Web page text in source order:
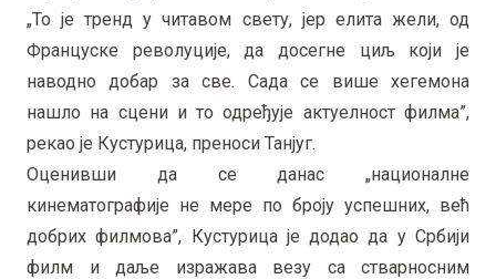
„То је тренд у читавом свету, јер елита жели, од
Француске револуције, да досегне циљ који је
наводно добар за све. Сада се више хегемона
нашло на сцени и то одређује актуелност филма”,
рекао је Кустурица, преноси Танјуг.
Оценивши да се данас „националне
кинематографије не мере по броју успешних, већ
добрих филмова”, Кустурица је додао да у Србији
филм и даље изражава везу са стварносним